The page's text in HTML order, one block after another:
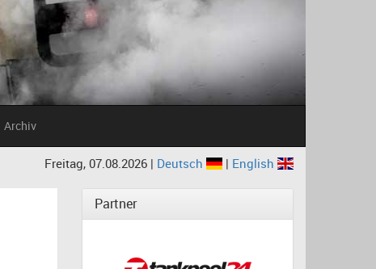
Archiv
Freitag, 07.08.2026 | Deutsch | English
Partner